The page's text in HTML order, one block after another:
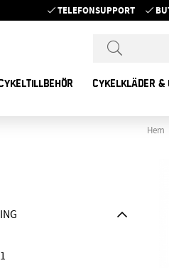
TELEFONSUPPORT
CYKELKLÄDER &
Hem